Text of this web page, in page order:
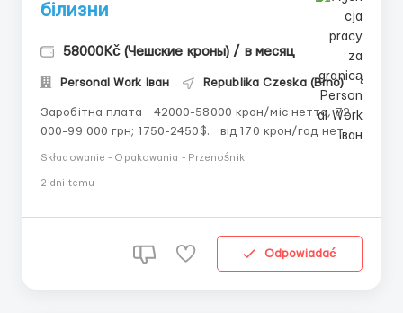
білизни
58000Kč (Чешские кроны) / в месяц
Personal Work Іван Republika Czeska (Brno)
Заробітна плата 42000-58000 крон/міс нетто, 72
000-99 000 грн; 1750-2450$. від 170 крон/год нетто
- ставка; до 190 крон/год нетто - ставка з
Składowanie - Opakowania - Przenośnik
2 dni temu
Odpowiadać